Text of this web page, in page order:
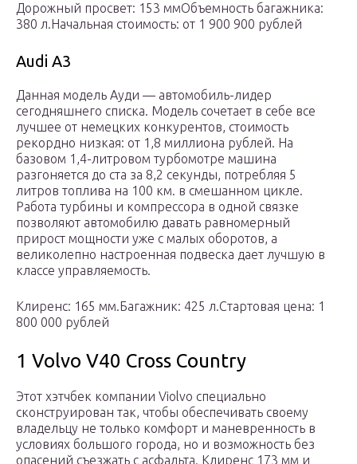
Дорожный просвет: 153 ммОбъемность багажника:
380 л.Начальная стоимость: от 1 900 900 рублей
Audi A3
Данная модель Ауди — автомобиль-лидер
сегодняшнего списка. Модель сочетает в себе все
лучшее от немецких конкурентов, стоимость
рекордно низкая: от 1,8 миллиона рублей. На
базовом 1,4-литровом турбомотре машина
разгоняется до ста за 8,2 секунды, потребляя 5
литров топлива на 100 км. в смешанном цикле.
Работа турбины и компрессора в одной связке
позволяют автомобилю давать равномерный
прирост мощности уже с малых оборотов, а
великолепно настроенная подвеска дает лучшую в
классе управляемость.
Клиренс: 165 мм.Багажник: 425 л.Стартовая цена: 1
800 000 рублей
1 Volvo V40 Cross Country
Этот хэтчбек компании Violvo специально
сконструирован так, чтобы обеспечивать своему
владельцу не только комфорт и маневренность в
условиях большого города, но и возможность без
опасений съезжать с асфальта. Клиренс 173 мм и